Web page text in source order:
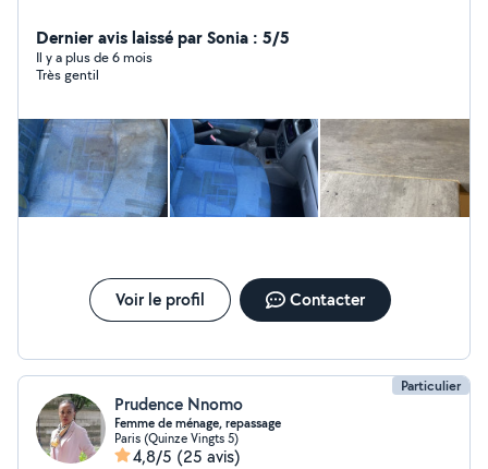
Dernier avis laissé par Sonia : 5/5
Il y a plus de 6 mois
Très gentil
Voir le profil Contacter
Particulier
Prudence Nnomo
Femme de ménage, repassage
Paris (Quinze Vingts 5)
4,8/5 (25 avis)